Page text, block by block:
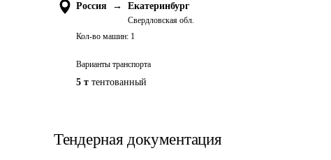
Россия → Екатеринбург
Свердловская обл.
Кол-во машин: 1
Варианты транспорта
5 т тентованный
Тендерная документация